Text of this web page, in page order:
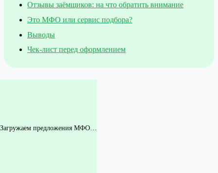
Отзывы заёмщиков: на что обратить внимание
Это МФО или сервис подбора?
Выводы
Чек-лист перед оформлением
Загружаем предложения МФО…